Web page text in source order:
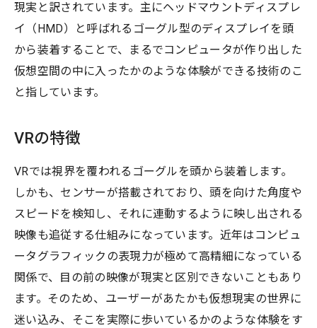
現実と訳されています。主にヘッドマウントディスプレ
イ（HMD）と呼ばれるゴーグル型のディスプレイを頭
から装着することで、まるでコンピュータが作り出した
仮想空間の中に入ったかのような体験ができる技術のこ
と指しています。
VRの特徴
VRでは視界を覆われるゴーグルを頭から装着します。
しかも、センサーが搭載されており、頭を向けた角度や
スピードを検知し、それに連動するように映し出される
映像も追従する仕組みになっています。近年はコンピュ
ータグラフィックの表現力が極めて高精細になっている
関係で、目の前の映像が現実と区別できないこともあり
ます。そのため、ユーザーがあたかも仮想現実の世界に
迷い込み、そこを実際に歩いているかのような体験をす